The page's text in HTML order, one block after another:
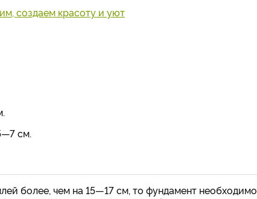
создаем красоту и уют
см.
более, чем на 15—17 см, то фундамент необходимо